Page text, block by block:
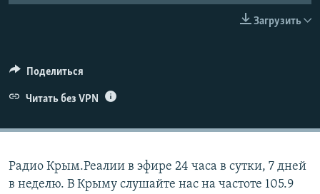
ELIFBE
УКРАИНСКАЯ ПРОБЛЕМА КРЫМА
Загрузить
Поделиться
Читать без VPN
Радио Крым.Реалии в эфире 24 часа в сутки, 7 дней
в неделю. В Крыму слушайте нас на частоте 105.9